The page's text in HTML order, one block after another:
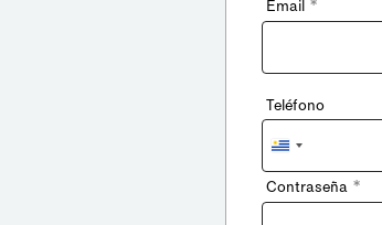
Email *
Teléfono
Uruguay
+598
Contraseña *